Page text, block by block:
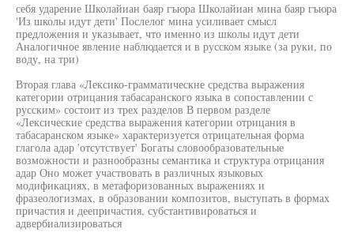
себя ударение Школайиан баяр гъюра Школайиан мина баяр гъюра
'Из школы идут дети' Послелог мина усиливает смысл
предложения и указывает, что именно из школы идут дети
Аналогичное явление наблюдается и в русском языке (за руки, по
воду, на три)
Вторая глава «Лексико-грамматическне средства выражения
категории отрицания табасаранского языка в сопоставлении с
русским» состоит из трех разделов В первом разделе
«Лексические средства выражения категории отрицания в
табасаранском языке» характеризуется отрицательная форма
глагола адар 'отсутствует' Богаты словообразовательные
возможности и разнообразны семантика и структура отрицания
адар Оно может участвовать в различных языковых
модификациях, в метафоризованных выражениях и
фразеологизмах, в образовании композитов, выступать в формах
причастия и деепричастия, субстантивироваться и
адвербиализироваться